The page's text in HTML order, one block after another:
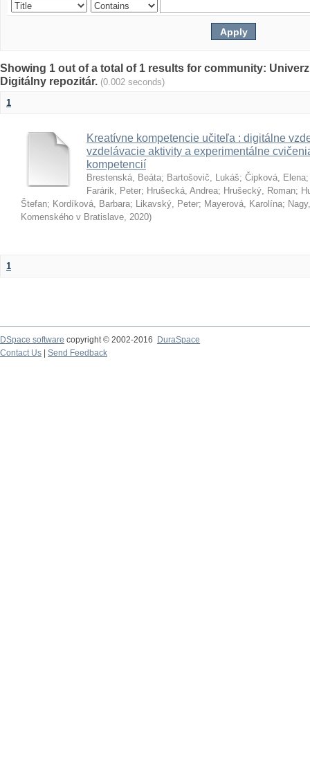
Showing 1 out of a total of 1 results for community:
Digitálny repozitár. (0.002 seconds)
1
Kreatívne kompetencie učiteľa : digitálne
vzdelávacie aktivity a experimentálne
kompetencií
Brestenská, Beáta; Bartošovič, Lukáš; Čipková, Elena
Farárik, Peter; Hrušecká, Andrea; Hrušecký, Roman;
Štefan; Kordíková, Barbara; Likavský, Peter; Mayerová, Karolína;
Komenského v Bratislave, 2020)
1
DSpace software copyright © 2002-2016
DuraSpace
Contact Us
Send Feedback